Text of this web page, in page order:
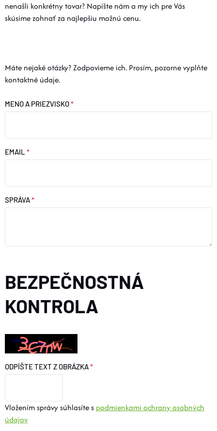
nenašli konkrétny tovar? Napíšte nám a my ich pre Vás
skúsime zohnať za najlepšiu možnú cenu.
Máte nejaké otázky? Zodpovieme ich. Prosím, pozorne vyplňte
kontaktné údaje.
MENO A PRIEZVISKO
EMAIL
SPRÁVA
BEZPEČNOSTNÁ
KONTROLA
ODPÍŠTE TEXT Z OBRÁZKA
Vložením správy súhlasíte s podmienkami ochrany osobných
údajov